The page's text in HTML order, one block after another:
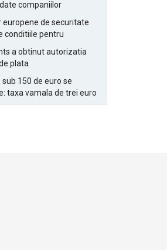
companiilor
europene de securitate
conditiile pentru
a obtinut autorizatia
plata
150 de euro se
taxa vamala de trei euro
la taxa logistica